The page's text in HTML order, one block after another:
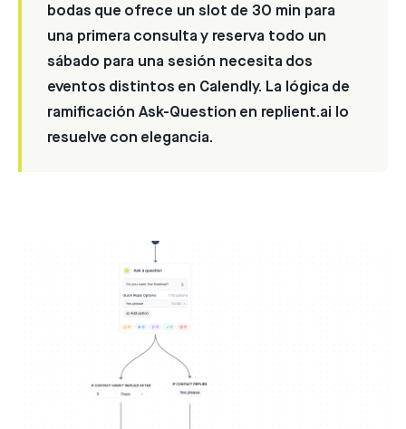
bodas que ofrece un slot de 30 min para
una primera consulta y reserva todo un
sábado para una sesión necesita dos
eventos distintos en Calendly. La lógica de
ramificación Ask-Question en replient.ai lo
resuelve con elegancia.